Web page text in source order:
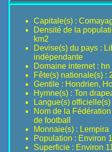
Capitale(s) :
Densité de la
km2
Devise(s) du pays :
indépendante
Domaine internet : hn
Fête(s) nationale(s) :
Gentile : Hondrien,
Hymne(s) : Ton
Langue(s) officielle(s)
Nom de la
de football
Monnaie(s) : Lempira
Population : Environ
Superficie : Environ